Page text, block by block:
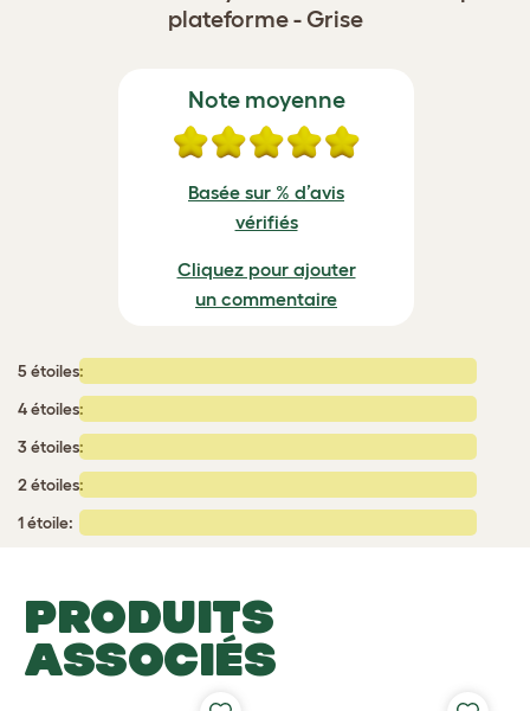
plateforme - Grise
Note moyenne
Basée sur % d’avis
vérifiés
Cliquez pour ajouter
un commentaire
5 étoiles:
4 étoiles:
3 étoiles:
2 étoiles:
1 étoile:
PRODUITS
ASSOCIÉS